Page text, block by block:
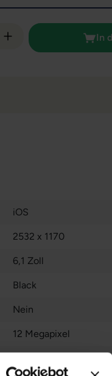
Gib den In
iOS
2532 x 1170
6,1 Zoll
Black
Nein
12 Megapixel